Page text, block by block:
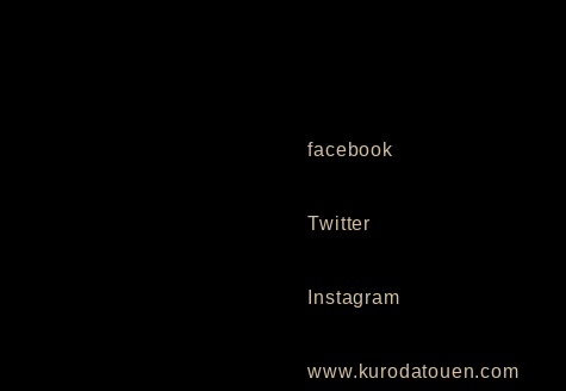
facebook
Twitter
Instagram
www.kurodatouen.com